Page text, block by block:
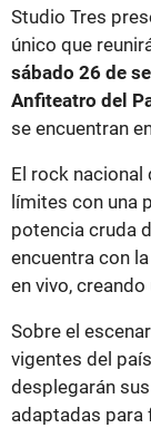
Studio Tres
único que
sábado 26 de
Anfiteatro del
se encuentran
El rock nacional
límites con una
potencia cruda
encuentra con
en vivo,
Sobre el
vigentes del
desplegarán
adaptadas para